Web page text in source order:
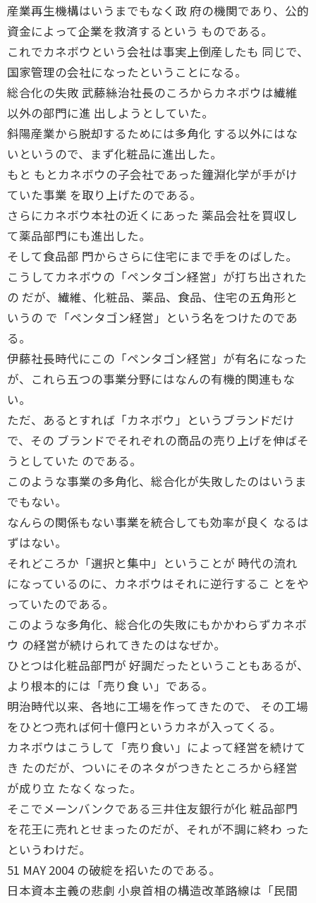
産業再生機構はいうまでもなく政 府の機関であり、公的
資金によって企業を救済するという ものである。
これでカネボウという会社は事実上倒産したも 同じで、
国家管理の会社になったということになる。
総合化の失敗 武藤絲治社長のころからカネボウは繊維
以外の部門に進 出しようとしていた。
斜陽産業から脱却するためには多角化 する以外にはな
いというので、まず化粧品に進出した。
もと もとカネボウの子会社であった鐘淵化学が手がけ
ていた事業 を取り上げたのである。
さらにカネボウ本社の近くにあった 薬品会社を買収し
て薬品部門にも進出した。
そして食品部 門からさらに住宅にまで手をのばした。
こうしてカネボウの「ペンタゴン経営」が打ち出された
の だが、繊維、化粧品、薬品、食品、住宅の五角形と
いうの で「ペンタゴン経営」という名をつけたのであ
る。
伊藤社長時代にこの「ペンタゴン経営」が有名になった
が、これら五つの事業分野にはなんの有機的関連もな
い。
ただ、あるとすれば「カネボウ」というブランドだけ
で、その ブランドでそれぞれの商品の売り上げを伸ばそ
うとしていた のである。
このような事業の多角化、総合化が失敗したのはいうま
でもない。
なんらの関係もない事業を統合しても効率が良く なるは
ずはない。
それどころか「選択と集中」ということが 時代の流れ
になっているのに、カネボウはそれに逆行するこ とをや
っていたのである。
このような多角化、総合化の失敗にもかかわらずカネボ
ウ の経営が続けられてきたのはなぜか。
ひとつは化粧品部門が 好調だったということもあるが、
より根本的には「売り食 い」である。
明治時代以来、各地に工場を作ってきたので、 その工場
をひとつ売れば何十億円というカネが入ってくる。
カネボウはこうして「売り食い」によって経営を続けて
き たのだが、ついにそのネタがつきたところから経営
が成り立 たなくなった。
そこでメーンバンクである三井住友銀行が化 粧品部門
を花王に売れとせまったのだが、それが不調に終わ った
というわけだ。
51 MAY 2004 の破綻を招いたのである。
日本資本主義の悲劇 小泉首相の構造改革路線は「民間